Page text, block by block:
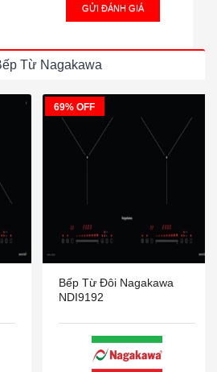
GỬI ĐÁNH GIÁ
Từ Nagakawa
69% OFF
Bếp Từ Đôi Nagakawa
NDI9192